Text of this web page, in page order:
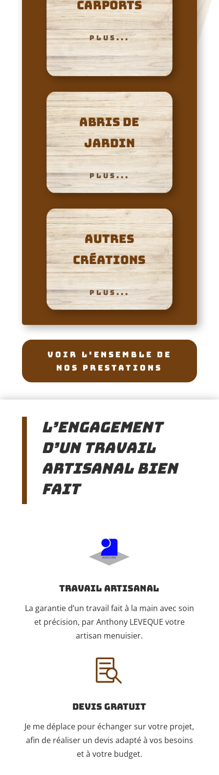
carports
PLUS...
abris de
jardin
PLUS...
autres
créations
PLUS...
voir l'ensemble de
nos prestations
L’engagement
d’un travail
artisanal bien
fait
Travail artisanal
La garantie d’un travail fait à la main avec soin
et précision, par Anthony LEVEQUE votre
artisan menuisier.

Devis gratuit
Je me déplace pour échanger sur votre projet,
afin de réaliser un devis adapté à vos besoins
et à votre budget.